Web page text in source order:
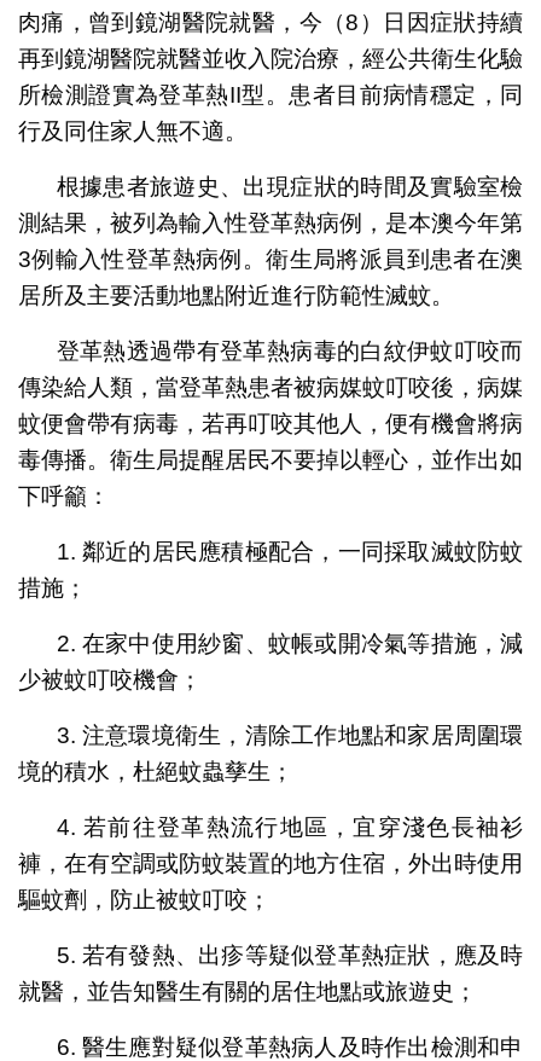
肉痛，曾到鏡湖醫院就醫，今（8）日因症狀持續
再到鏡湖醫院就醫並收入院治療，經公共衛生化驗
所檢測證實為登革熱II型。患者目前病情穩定，同
行及同住家人無不適。
根據患者旅遊史、出現症狀的時間及實驗室檢
測結果，被列為輸入性登革熱病例，是本澳今年第
3例輸入性登革熱病例。衛生局將派員到患者在澳
居所及主要活動地點附近進行防範性滅蚊。
登革熱透過帶有登革熱病毒的白紋伊蚊叮咬而
傳染給人類，當登革熱患者被病媒蚊叮咬後，病媒
蚊便會帶有病毒，若再叮咬其他人，便有機會將病
毒傳播。衛生局提醒居民不要掉以輕心，並作出如
下呼籲：
1. 鄰近的居民應積極配合，一同採取滅蚊防蚊
措施；
2. 在家中使用紗窗、蚊帳或開冷氣等措施，減
少被蚊叮咬機會；
3. 注意環境衛生，清除工作地點和家居周圍環
境的積水，杜絕蚊蟲孳生；
4. 若前往登革熱流行地區，宜穿淺色長袖衫
褲，在有空調或防蚊裝置的地方住宿，外出時使用
驅蚊劑，防止被蚊叮咬；
5. 若有發熱、出疹等疑似登革熱症狀，應及時
就醫，並告知醫生有關的居住地點或旅遊史；
6. 醫生應對疑似登革熱病人及時作出檢測和申